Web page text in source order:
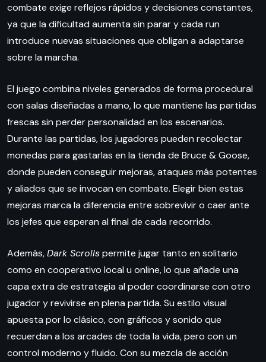
combate exige reflejos rápidos y decisiones constantes,
ya que la dificultad aumenta sin parar y cada run
introduce nuevas situaciones que obligan a adaptarse
sobre la marcha.
El juego combina niveles generados de forma procedural
con salas diseñadas a mano, lo que mantiene las partidas
frescas sin perder personalidad en los escenarios.
Durante las partidas, los jugadores pueden recolectar
monedas para gastarlas en la tienda de Bruce & Goose,
donde pueden conseguir mejoras, ataques más potentes
y aliados que se invocan en combate. Elegir bien estas
mejoras marca la diferencia entre sobrevivir o caer ante
los jefes que esperan al final de cada recorrido.
Además,Dark Scrollspermite jugar tanto en solitario
como en cooperativo local u online, lo que añade una
capa extra de estrategia al poder coordinarse con otro
jugador y revivirse en plena partida. Su estilo visual
apuesta por lo clásico, con gráficos y sonido que
recuerdan a los arcades de toda la vida, pero con un
control moderno y fluido. Con su mezcla de acción